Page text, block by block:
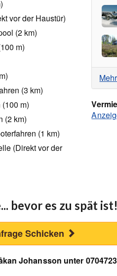
vor der Haustür)
(2 km)
m)
(3 km)
m)
(2 km)
(1 km)
(Direkt vor der
bevor es zu spät ist!
Schicken
Johansson unter